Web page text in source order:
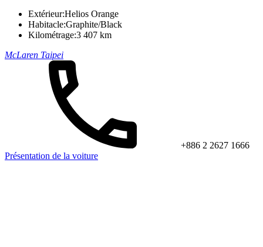
Extérieur:Helios Orange
Habitacle:Graphite/Black
Kilométrage:3 407 km
McLaren Taipei
+886 2 2627 1666
Présentation de la voiture